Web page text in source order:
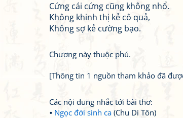
Cứng cái cứng cũng không nhổ.
Không khinh thị kẻ cô quả,
Không sợ kẻ cường bạo.
Chương này thuộc phú.
[Thông tin 1 nguồn tham khảo đã
Các nội dung nhắc tới bài thơ:
Ngọc đới sinh ca (Chu Di Tôn)